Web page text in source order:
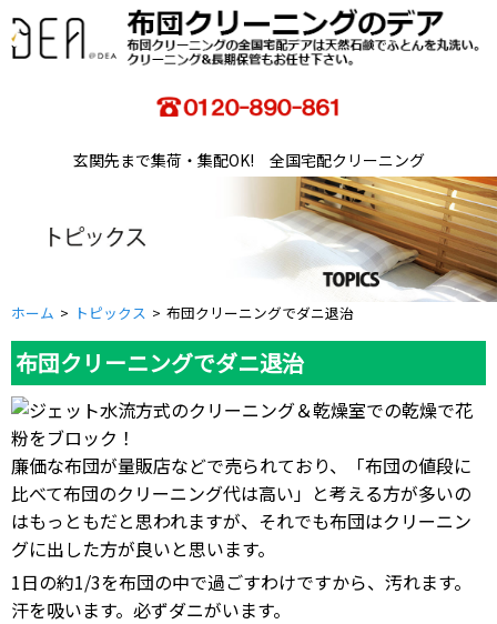
玄関先まで集荷・集配OK! 全国宅配クリーニング
ホーム トピックス 布団クリーニングでダニ退治
布団クリーニングでダニ退治
廉価な布団が量販店などで売られており、「布団の値段に
比べて布団のクリーニング代は高い」と考える方が多いの
はもっともだと思われますが、それでも布団はクリーニン
グに出した方が良いと思います。
1日の約1/3を布団の中で過ごすわけですから、汚れます。
汗を吸います。必ずダニがいます。